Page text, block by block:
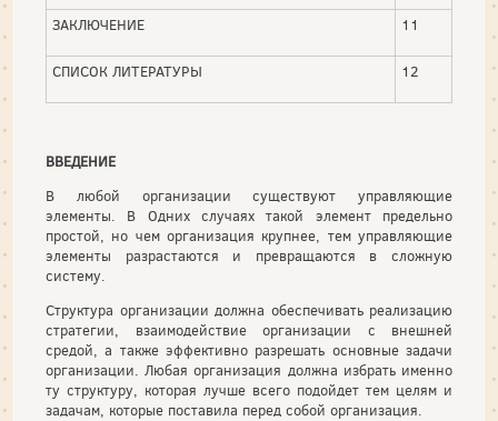
ЗАКЛЮЧЕНИЕ 11
СПИСОК ЛИТЕРАТУРЫ 12
ВВЕДЕНИЕ
В любой организации существуют управляющие
элементы. В Одних случаях такой элемент предельно
простой, но чем организация крупнее, тем управляющие
элементы разрастаются и превращаются в сложную
систему.
Структура организации должна обеспечивать реализацию
стратегии, взаимодействие организации с внешней
средой, а также эффективно разрешать основные задачи
организации. Любая организация должна избрать именно
ту структуру, которая лучше всего подойдет тем целям и
задачам, которые поставила перед собой организация.